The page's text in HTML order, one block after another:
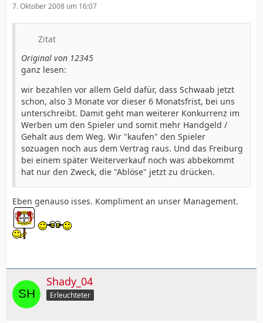
7. Oktober 2008 um 16:07
Zitat
Original von 12345
ganz lesen:
wir bezahlen vor allem Geld dafür, dass Schwaab jetzt
schon, also 3 Monate vor dieser 6 Monatsfrist, bei uns
unterschreibt. Damit geht man weiterer Konkurrenz im
Werben um den Spieler und somit mehr Handgeld /
Gehalt aus dem Weg. Wir "kaufen" den Spieler
sozuagen noch aus dem Vertrag raus. Und das Freiburg
bei einem später Weiterverkauf noch was abbekommt
hat nur den Zweck, die "Ablöse" jetzt zu drücken.
Eben genauso isses. Kompliment an unser Management.
Shady_04
Erleuchteter